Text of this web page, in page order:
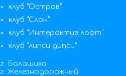
клуб “Остров”
клуб “Слон”
клуб “Интерактив лофт”
клуб “липси дипси”
г. Балашиха
г. Железнодорожный